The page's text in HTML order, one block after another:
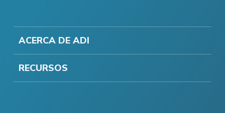
ACERCA DE ADI
RECURSOS